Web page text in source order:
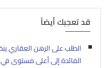
قد تعجبك أيضاً
الفائدة إلى أعلى مستوى في 10 أشهر